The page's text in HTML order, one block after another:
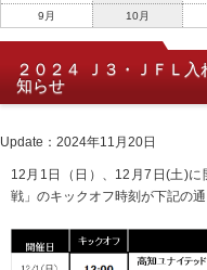
9月
10月
２０２４ Ｊ３・ＪＦＬ
知らせ
Update：2024年11月20日
12月1日（日）、12月7日(土)に
戦」のキックオフ時刻が下記の